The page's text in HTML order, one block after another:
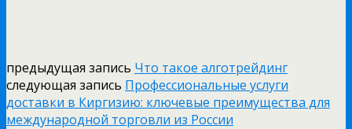
предыдущая запись Что такое алготрейдинг
следующая запись Профессиональные услуги
доставки в Киргизию: ключевые преимущества для
международной торговли из России